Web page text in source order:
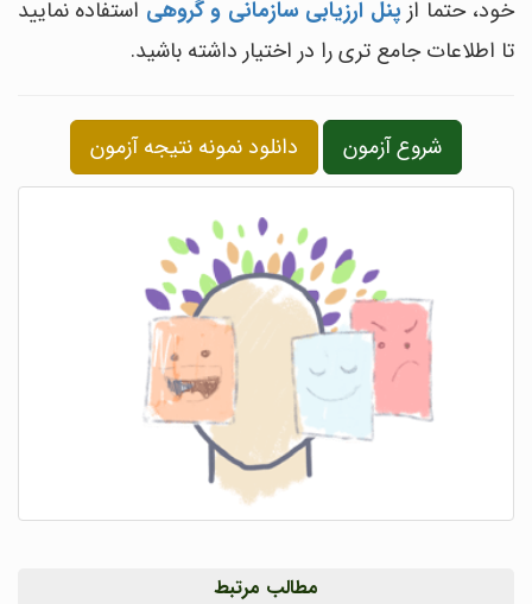
خود، حتما از پنل ارزیابی سازمانی و گروهی استفاده نمایید
تا اطلاعات جامع تری را در اختیار داشته باشید.
شروع آزمون دانلود نمونه نتیجه آزمون
مطالب مرتبط